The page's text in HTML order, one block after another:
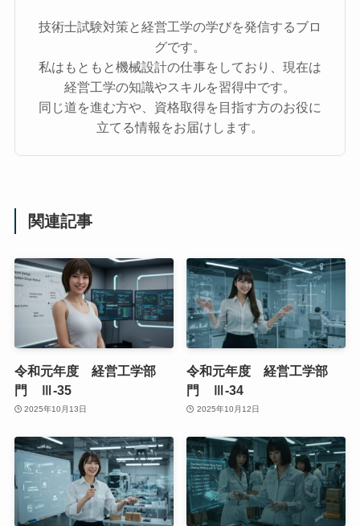
技術士試験対策と経営工学の学びを発信するブロ
グです。
私はもともと機械設計の仕事をしており、現在は
経営工学の知識やスキルを習得中です。
同じ道を進む方や、資格取得を目指す方のお役に
立てる情報をお届けします。
関連記事
令和元年度 経営工学部
門 Ⅲ-35
2025年10月13日
令和元年度 経営工学部
門 Ⅲ-34
2025年10月12日